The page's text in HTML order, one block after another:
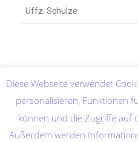
Uffz. Schulze
Diese Webseite verwendet
personalisieren, Funktionen
können und die Zugriffe auf
Außerdem werden